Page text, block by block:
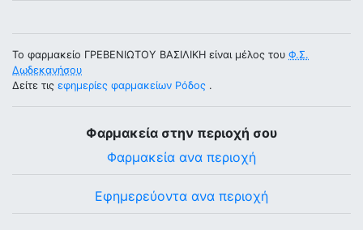
Το φαρμακείο ΓΡΕΒΕΝΙΩΤΟΥ ΒΑΣΙΛΙΚΗ είναι μέλος του Φ.Σ.
Δωδεκανήσου
Δείτε τις εφημερίες φαρμακείων Ρόδος .
Φαρμακεία στην περιοχή σου
Φαρμακεία ανα περιοχή
Εφημερεύοντα ανα περιοχή